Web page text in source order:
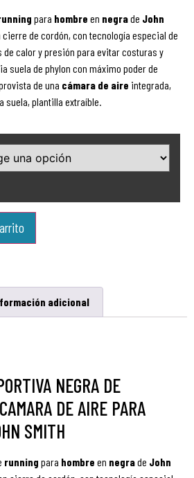
para hombre en negrade John
cierre de cordón, con tecnología especial de
calor y presión para evitar costuras y
suela de phylon con máximo poder de
de una cámara de aire integrada,
plantilla extraíble.
adicional
NEGRA DE
DE AIRE PARA
SMITH
running para hombre en negrade John